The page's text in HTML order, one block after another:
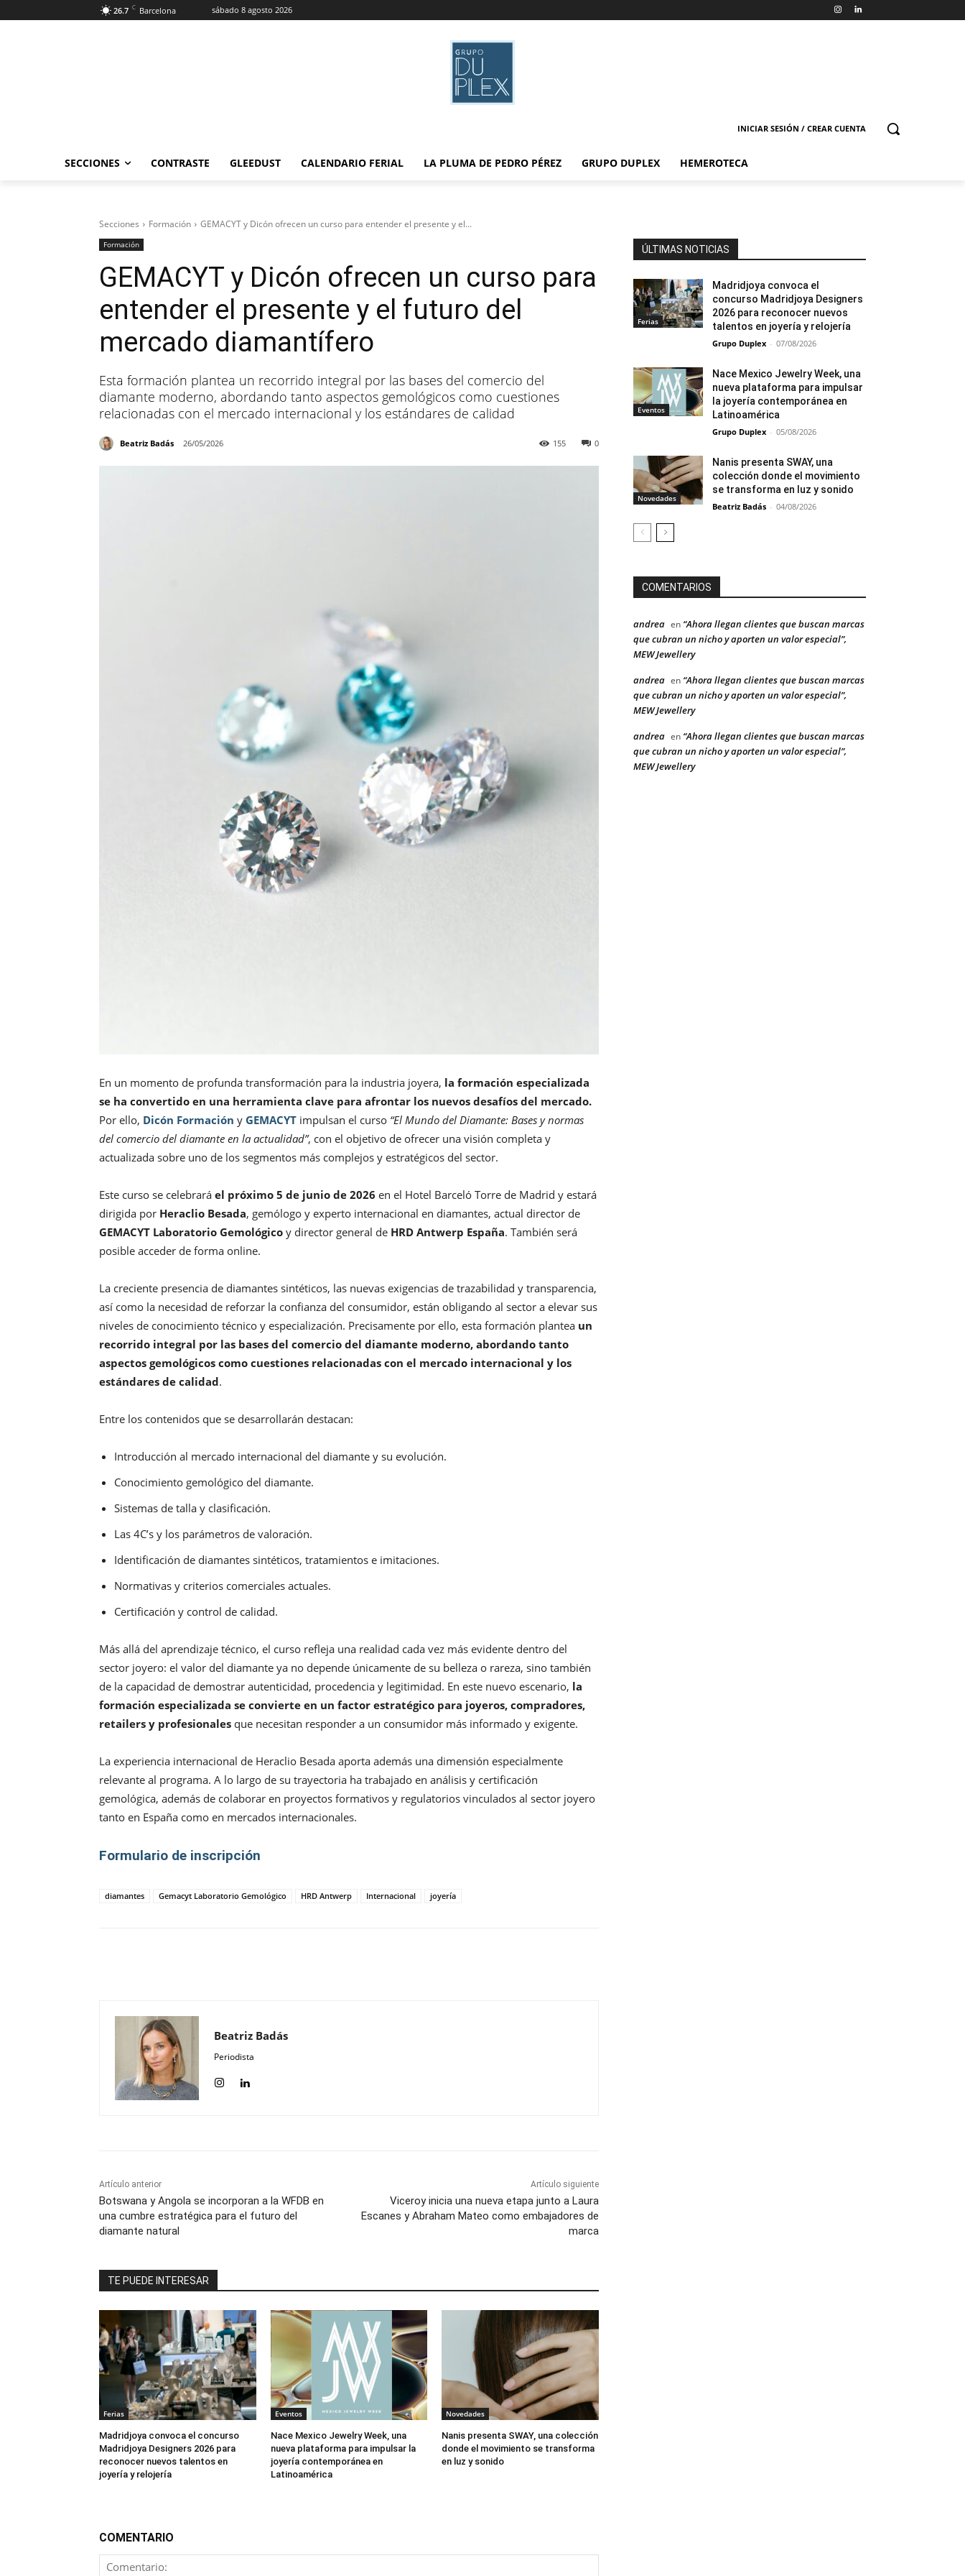
26.7 C Barcelona sábado 8 agosto 2026
INICIAR SESIÓN / CREAR CUENTA
SECCIONES CONTRASTE GLEEDUST CALENDARIO FERIAL LA PLUMA DE PEDRO PÉREZ GRUPO DUPLEX HEMEROTECA
Secciones Formación GEMACYT y Dicón ofrecen un curso para entender el presente y el...
Formación
GEMACYT y Dicón ofrecen un curso para
entender el presente y el futuro del
mercado diamantífero
Esta formación plantea un recorrido integral por las bases del comercio del
diamante moderno, abordando tanto aspectos gemológicos como cuestiones
relacionadas con el mercado internacional y los estándares de calidad
Beatriz Badás 26/05/2026 0
155
En un momento de profunda transformación para la industria joyera, la formación especializada
se ha convertido en una herramienta clave para afrontar los nuevos desafíos del mercado.
Por ello, Dicón Formación y GEMACYT impulsan el curso “El Mundo del Diamante: Bases y normas
del comercio del diamante en la actualidad”, con el objetivo de ofrecer una visión completa y
actualizada sobre uno de los segmentos más complejos y estratégicos del sector.
Este curso se celebrará el próximo 5 de junio de 2026 en el Hotel Barceló Torre de Madrid y estará
dirigida por Heraclio Besada, gemólogo y experto internacional en diamantes, actual director de
GEMACYT Laboratorio Gemológico y director general de HRD Antwerp España. También será
posible acceder de forma online.
La creciente presencia de diamantes sintéticos, las nuevas exigencias de trazabilidad y transparencia,
así como la necesidad de reforzar la confianza del consumidor, están obligando al sector a elevar sus
niveles de conocimiento técnico y especialización. Precisamente por ello, esta formación plantea un
recorrido integral por las bases del comercio del diamante moderno, abordando tanto
aspectos gemológicos como cuestiones relacionadas con el mercado internacional y los
estándares de calidad.
Entre los contenidos que se desarrollarán destacan:
Introducción al mercado internacional del diamante y su evolución.
Conocimiento gemológico del diamante.
Sistemas de talla y clasificación.
Las 4C’s y los parámetros de valoración.
Identificación de diamantes sintéticos, tratamientos e imitaciones.
Normativas y criterios comerciales actuales.
Certificación y control de calidad.
Más allá del aprendizaje técnico, el curso refleja una realidad cada vez más evidente dentro del
sector joyero: el valor del diamante ya no depende únicamente de su belleza o rareza, sino también
de la capacidad de demostrar autenticidad, procedencia y legitimidad. En este nuevo escenario, la
formación especializada se convierte en un factor estratégico para joyeros, compradores,
retailers y profesionales que necesitan responder a un consumidor más informado y exigente.
La experiencia internacional de Heraclio Besada aporta además una dimensión especialmente
relevante al programa. A lo largo de su trayectoria ha trabajado en análisis y certificación
gemológica, además de colaborar en proyectos formativos y regulatorios vinculados al sector joyero
tanto en España como en mercados internacionales.
Formulario de inscripción
diamantes Gemacyt Laboratorio Gemológico HRD Antwerp Internacional joyería
Beatriz Badás
Periodista
Artículo anterior
Botswana y Angola se incorporan a la WFDB en
una cumbre estratégica para el futuro del
diamante natural
Artículo siguiente
Viceroy inicia una nueva etapa junto a Laura
Escanes y Abraham Mateo como embajadores de
marca
TE PUEDE INTERESAR
Ferias
Madridjoya convoca el concurso
Madridjoya Designers 2026 para
reconocer nuevos talentos en
joyería y relojería
Eventos
Nace Mexico Jewelry Week, una
nueva plataforma para impulsar la
joyería contemporánea en
Latinoamérica
Novedades
Nanis presenta SWAY, una colección
donde el movimiento se transforma
en luz y sonido
COMENTARIO
ÚLTIMAS NOTICIAS
Ferias
Madridjoya convoca el
concurso Madridjoya Designers
2026 para reconocer nuevos
talentos en joyería y relojería
Grupo Duplex - 07/08/2026
Eventos
Nace Mexico Jewelry Week, una
nueva plataforma para impulsar
la joyería contemporánea en
Latinoamérica
Grupo Duplex - 05/08/2026
Novedades
Nanis presenta SWAY, una
colección donde el movimiento
se transforma en luz y sonido
Beatriz Badás - 04/08/2026
COMENTARIOS
andrea en “Ahora llegan clientes que buscan marcas
que cubran un nicho y aporten un valor especial”,
MEW Jewellery
andrea en “Ahora llegan clientes que buscan marcas
que cubran un nicho y aporten un valor especial”,
MEW Jewellery
andrea en “Ahora llegan clientes que buscan marcas
que cubran un nicho y aporten un valor especial”,
MEW Jewellery